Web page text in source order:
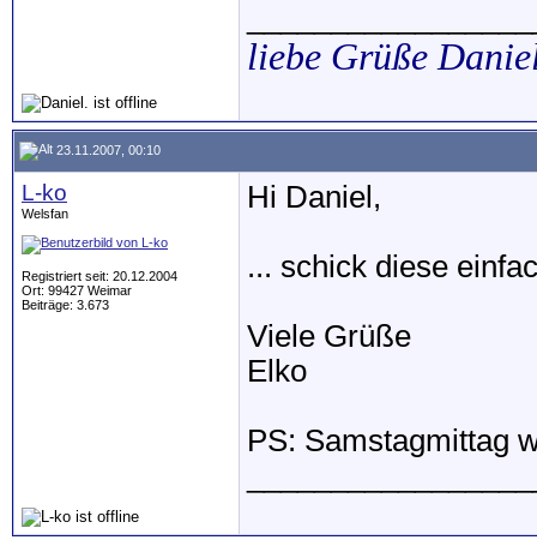
liebe Grüße
23.11.2007, 00:10
L-ko
Welsfan
Registriert seit: 20.12.2004
Ort: 99427 Weimar
Beiträge: 3.673
Hi Daniel,
... schick diese
Viele Grüße
Elko
PS: Samstagmittag